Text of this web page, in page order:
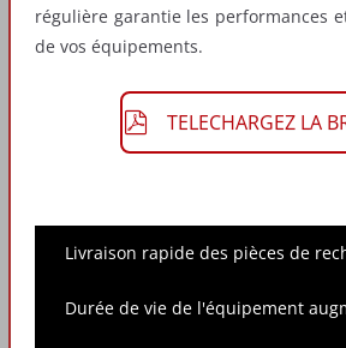
régulière garantie les performances
de vos équipements.
TELECHARGEZ LA
Livraison rapide des pièces de
Durée de vie de l'équipement